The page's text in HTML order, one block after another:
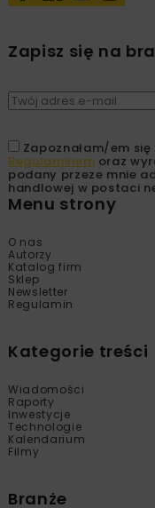
Zapisz się na
Zapoznałam/em się
Regulaminem oraz
podany przeze mnie
handlowej w postaci
Menu strony
O nas
Autorzy
Katalog firm
Sklep
Newsletter
Regulamin
Kategorie treści
Wiadomości
Raporty
Inwestycje
Technologie
Kalendarium
Filmy
Branże